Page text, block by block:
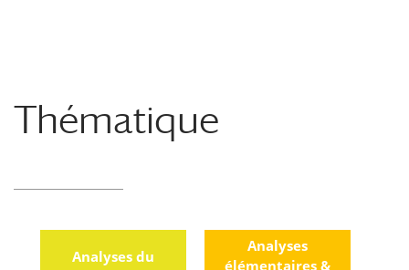
Thématique
Analyses du
Analyses
élémentaires &